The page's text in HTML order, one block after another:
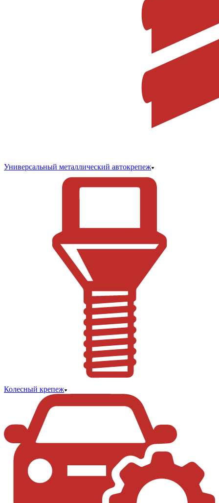
Универсальный металлический автокрепеж
Колесный крепеж